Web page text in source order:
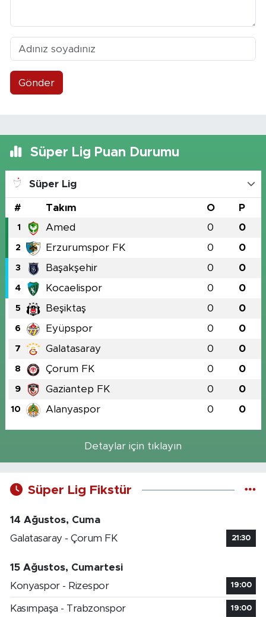
Gönder
Süper Lig Puan Durumu
Süper Lig
# Takım O P
1 Amed 0 0
2 Erzurumspor FK 0 0
3 Başakşehir 0 0
4 Kocaelispor 0 0
5 Beşiktaş 0 0
6 Eyüpspor 0 0
7 Galatasaray 0 0
8 Çorum FK 0 0
9 Gaziantep FK 0 0
10 Alanyaspor 0 0
Detaylar için tıklayın
Süper Lig Fikstür
14 Ağustos, Cuma
Galatasaray - Çorum FK
21:30
15 Ağustos, Cumartesi
Konyaspor - Rizespor
19:00
Kasımpaşa - Trabzonspor 19:00